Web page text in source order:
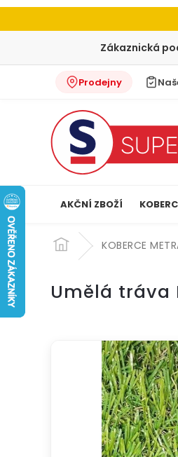
Zákaznická
Prodejny
AKČNÍ ZBOŽÍ
Přejít
na
obsah
KOBERCE
Umělá tráva